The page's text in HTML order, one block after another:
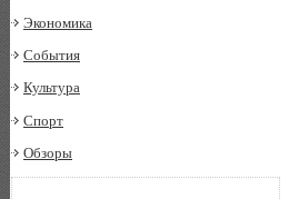
Экономика
События
Культура
Спорт
Обзоры